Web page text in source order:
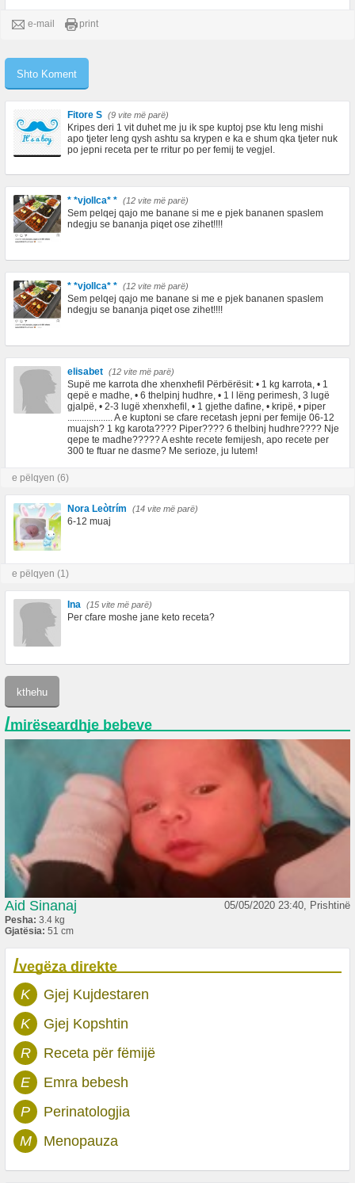
e-mail print
Fitore S (9 vite më parë)
Kripes deri 1 vit duhet me ju ik spe kuptoj pse ktu leng mishi
apo tjeter leng qysh ashtu sa krypen e ka e shum qka tjeter nuk
po jepni receta per te rritur po per femij te vegjel.
* *vjollca* * (12 vite më parë)
Sem pelqej qajo me banane si me e pjek bananen spaslem
ndegju se bananja piqet ose zihet!!!!
* *vjollca* * (12 vite më parë)
Sem pelqej qajo me banane si me e pjek bananen spaslem
ndegju se bananja piqet ose zihet!!!!
elisabet (12 vite më parë)
Supë me karrota dhe xhenxhefil Përbërësit: • 1 kg karrota, • 1
qepë e madhe, • 6 thelpinj hudhre, • 1 l lëng perimesh, 3 lugë
gjalpë, • 2-3 lugë xhenxhefil, • 1 gjethe dafine, • kripë, • piper
................... A e kuptoni se cfare recetash jepni per femije 06-12
muajsh? 1 kg karota???? Piper???? 6 thelbinj hudhre???? Nje
qepe te madhe????? A eshte recete femijesh, apo recete per
300 te ftuar ne dasme? Me serioze, ju lutem!
e pëlqyen (6)
Nora Leòtrím (14 vite më parë)
6-12 muaj
e pëlqyen (1)
Ina (15 vite më parë)
Per cfare moshe jane keto receta?
/mirëseardhje bebeve
Aid Sinanaj 05/05/2020 23:40, Prishtinë
Pesha: 3.4 kg
Gjatësia: 51 cm
/vegëza direkte
K
Gjej Kujdestaren
K
Gjej Kopshtin
R
Receta për fëmijë
E
Emra bebesh
P
Perinatologjia
M
Menopauza